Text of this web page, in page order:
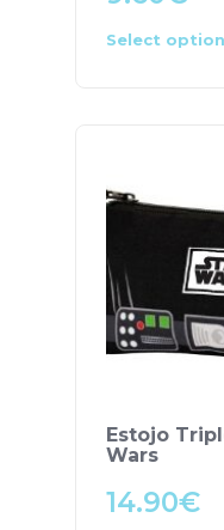
Select
Estojo
Wars
14.90€